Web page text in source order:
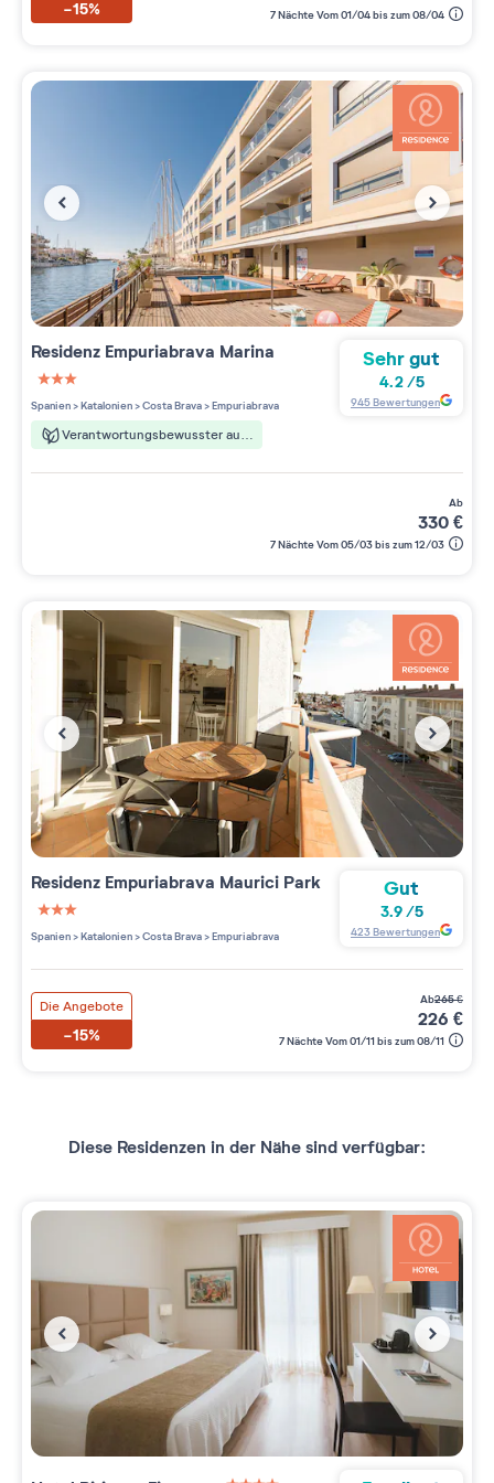
-15% 7 Nächte Vom 01/04 bis zum 08/04
Residenz Empuriabrava Marina
3 étoiles sur 5
Spanien>Katalonien>Costa Brava>Empuriabrava
Verantwortungsbewusster aufenthalt
Sehr gut
4.2 /5
945Bewertungen
ab
330€
7 Nächte Vom 05/03 bis zum 12/03
Residenz Empuriabrava Maurici Park
3 étoiles sur 5
Spanien>Katalonien>Costa Brava>Empuriabrava
Gut
3.9/5
423Bewertungen
Die Angebote
-15%
ab265€
226 €
7 Nächte Vom 01/11 bis zum 08/11
Diese Residenzen in der Nähe sind verfügbar: